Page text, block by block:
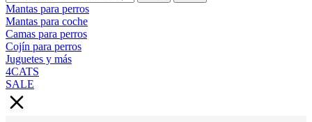
Mantas para perros
Mantas para coche
Camas para perros
Cojín para perros
Juguetes y más
4CATS
SALE